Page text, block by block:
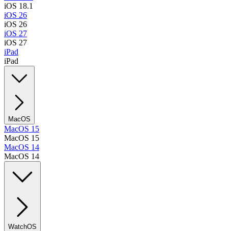
iOS 18.1
iOS 26
iOS 26
iOS 27
iOS 27
iPad
iPad
MacOS
MacOS 15
MacOS 15
MacOS 14
MacOS 14
WatchOS